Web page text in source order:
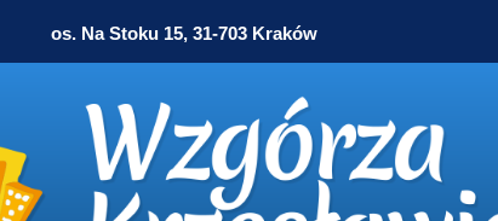
os. Na Stoku 15, 31-703 Kraków